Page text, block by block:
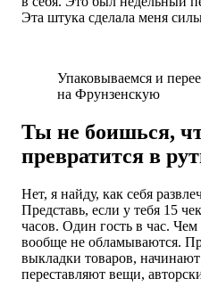
Эта штука сделала меня
Упаковываемся и
на Фрунзенскую
Ты не боишься,
превратится в
Нет, я найду, как себя
Представь, если у тебя 15
часов. Один гость в час. Чем
вообще не обламываются.
выкладки товаров,
переставляют вещи,